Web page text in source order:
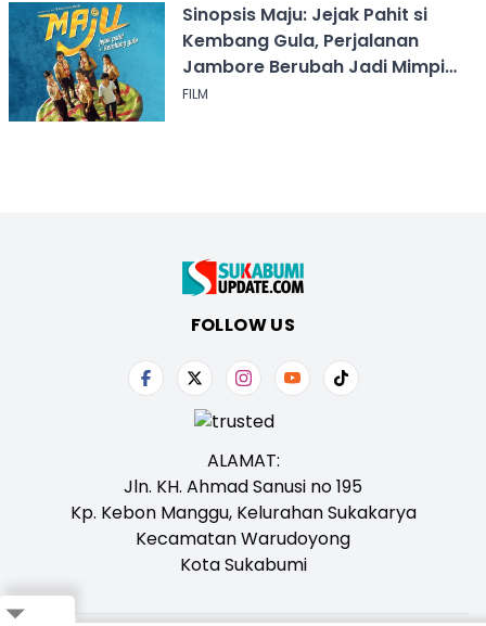
Sinopsis Maju: Jejak Pahit si
Kembang Gula, Perjalanan
Jambore Berubah Jadi Mimpi
Buruk
FILM
FOLLOW US
ALAMAT:
Jln. KH. Ahmad Sanusi no 195
Kp. Kebon Manggu, Kelurahan Sukakarya
Kecamatan Warudoyong
Kota Sukabumi